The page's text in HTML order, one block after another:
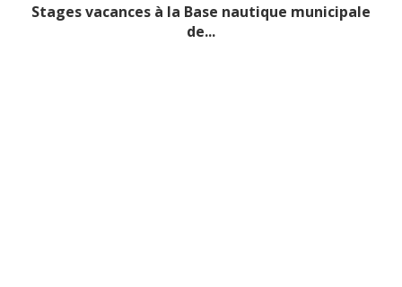
Stages vacances à la Base nautique municipale
de...